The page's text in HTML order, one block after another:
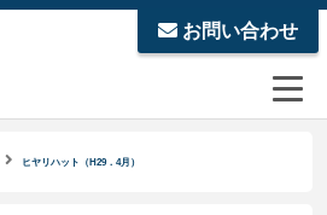
お問い合わせ
ヒヤリハット（H29．4月）